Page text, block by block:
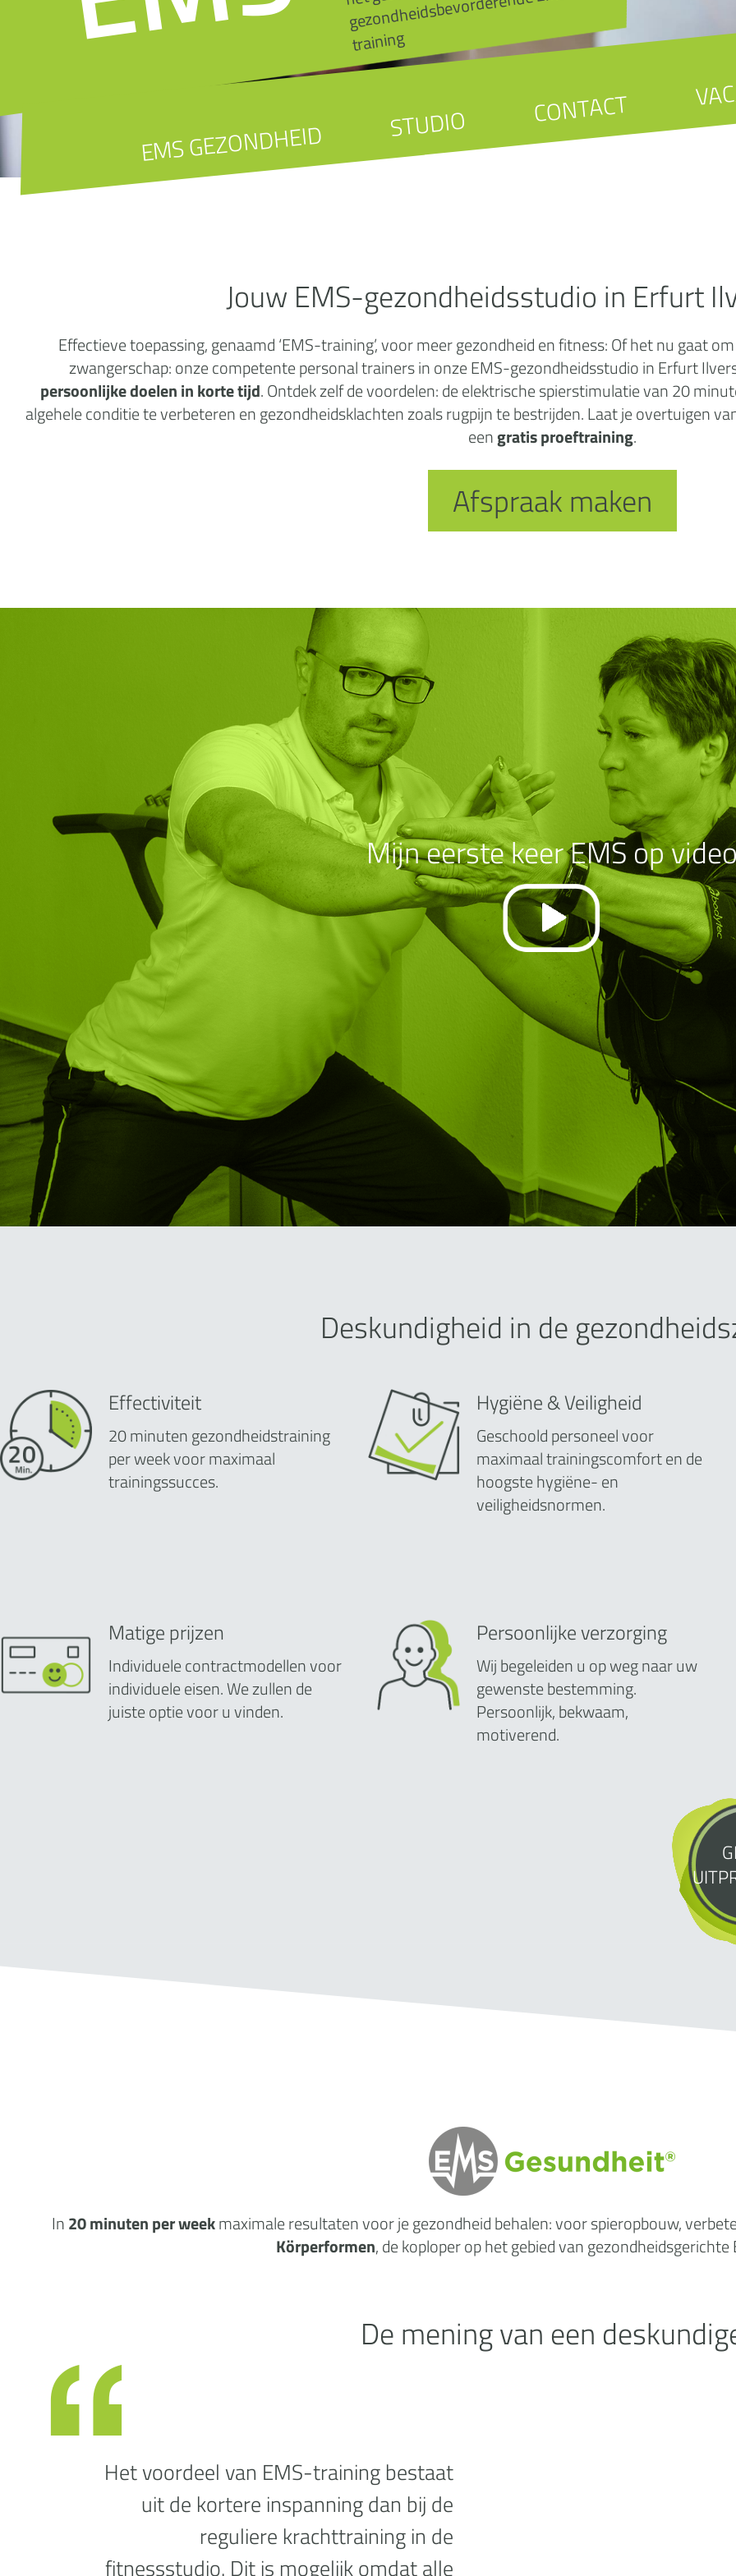
training
EMS GEZONDHEID STUDIO CONTACT
Jouw EMS-gezondheidsstudio in Erfurt
Effectieve toepassing, genaamd ‘EMS-training’, voor meer gezondheid en fitness: Of het nu gaat
zwangerschap: onze competente personal trainers in onze EMS-gezondheidsstudio in Erfurt
persoonlijke doelen in korte tijd. Ontdek zelf de voordelen: de elektrische spierstimulatie van 20
algehele conditie te verbeteren en gezondheidsklachten zoals rugpijn te bestrijden. Laat je overtuigen
eengratis proeftraining.
Afspraak maken
Mijn eerste keer EMS op
Deskundigheid in de
Effectiviteit
20 minuten gezondheidstraining
per week voor maximaal
trainingssucces.
Hygiëne & Veiligheid
Geschoold personeel voor
maximaal trainingscomfort en de
hoogste hygiëne- en
veiligheidsnormen.
Matige prijzen
Individuele contractmodellen voor
individuele eisen. We zullen de
juiste optie voor u vinden.
Persoonlijke verzorging
Wij begeleiden u op weg naar uw
gewenste bestemming.
Persoonlijk, bekwaam,
motiverend.
In20 minuten per weekmaximaleresultatenvoor je gezondheid behalen: voor spieropbouw,
Körperformen, de koploper op het gebied van
Het voordeel van EMS-training bestaat
uit de kortere inspanning dan bij de
reguliere krachttraining in de
fitnessstudio. Dit is mogelijk omdat alle
De mening van een